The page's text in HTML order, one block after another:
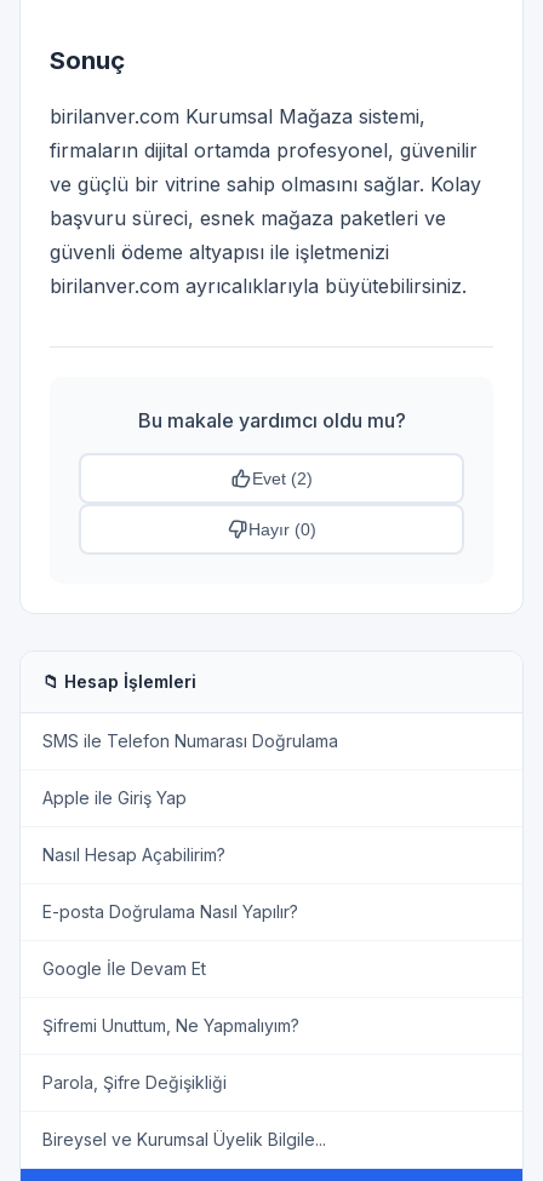
📁 Hesap İşlemleri
SMS ile Telefon Numarası Doğrulama
Apple ile Giriş Yap
Nasıl Hesap Açabilirim?
E-posta Doğrulama Nasıl Yapılır?
Google İle Devam Et
Şifremi Unuttum, Ne Yapmalıyım?
Parola, Şifre Değişikliği
Bireysel ve Kurumsal Üyelik Bilgile...
Sonuç
birilanver.com Kurumsal Mağaza sistemi,
firmaların dijital ortamda profesyonel, güvenilir
ve güçlü bir vitrine sahip olmasını sağlar. Kolay
başvuru süreci, esnek mağaza paketleri ve
güvenli ödeme altyapısı ile işletmenizi
birilanver.com ayrıcalıklarıyla büyütebilirsiniz.
Bu makale yardımcı oldu mu?
Evet (2)
Hayır (0)